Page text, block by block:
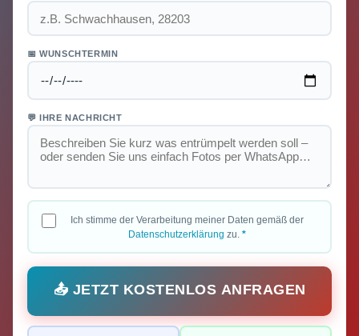
📅 WUNSCHTERMIN
💬 IHRE NACHRICHT
Ich stimme der Verarbeitung meiner Daten gemäß der
Datenschutzerklärung zu. *
📤 JETZT KOSTENLOS ANFRAGEN